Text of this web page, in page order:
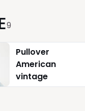
9
Pullover
American
vintage